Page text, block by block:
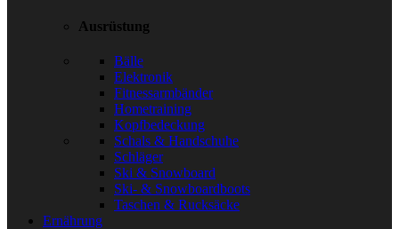
Ausrüstung
Bälle
Elektronik
Fitnessarmbänder
Hometraining
Kopfbedeckung
Schals & Handschuhe
Schläger
Ski & Snowboard
Ski- & Snowboardboots
Taschen & Rucksäcke
Ernährung